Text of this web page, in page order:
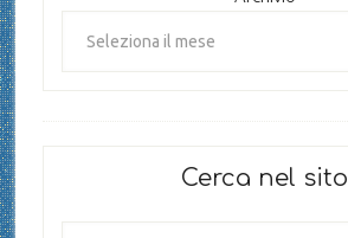
Cerca nel sito